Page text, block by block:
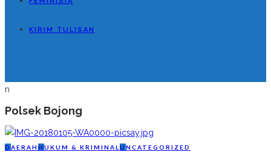
KIRIM TULISAN
n
Polsek Bojong
D AERAH H UKUM & KRIMINAL U NCATEGORIZED